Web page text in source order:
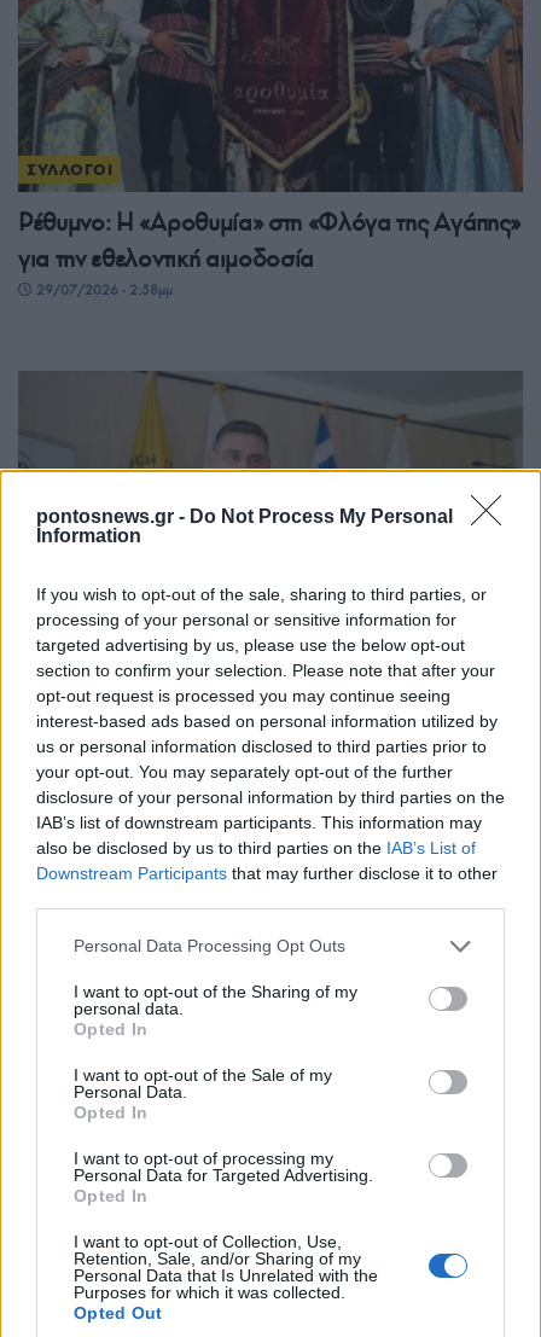
pontosnews.gr - Do Not Process My Personal
Information
If you wish to opt-out of the sale, sharing to third parties, or
processing of your personal or sensitive information for
targeted advertising by us, please use the below opt-out
section to confirm your selection. Please note that after your
opt-out request is processed you may continue seeing
interest-based ads based on personal information utilized by
us or personal information disclosed to third parties prior to
your opt-out. You may separately opt-out of the further
disclosure of your personal information by third parties on the
IAB’s list of downstream participants. This information may
also be disclosed by us to third parties on the IAB’s List of
Downstream Participants that may further disclose it to other
Please note that this website/app uses one or more Google
not limited to your visit or usage behaviour. You may click to
grant or deny consent to Google and its third-party tags to
use your data for below specified purposes in below Google
consent section.
Personal Data Processing Opt Outs
I want to opt-out of the Sharing of my
personal data.
Opted In
I want to opt-out of the Sale of my
Personal Data.
Opted In
I want to opt-out of processing my
Personal Data for Targeted Advertising.
Opted In
I want to opt-out of Collection, Use,
Retention, Sale, and/or Sharing of my
Personal Data that Is Unrelated with the
Purposes for which it was collected.
Opted Out
ΣΥΛΛΟΓΟΙ
Ρέθυμνο: Η «Αροθυμία» στη «Φλόγα της Αγάπης»
για την εθελοντική αιμοδοσία
29/07/2026 - 2:58μμ
ΣΥΛΛΟΓΟΙ
Ένωση Ποντίων Γλυφάδας: Πρωτοβουλίες για να
γίνει ο ποντιακός ελληνισμός δύναμη πολιτιστικής
διπλωματίας
28/07/2026 - 8:43μμ
ΣΥΛΛΟΓΟΙ
Οι «Ακρίτες» του Πολυκάστρου γιορτάζουν 60
χρόνια προσφοράς με ένα επετειακό βίντεο
27/07/2026 - 11:43πμ